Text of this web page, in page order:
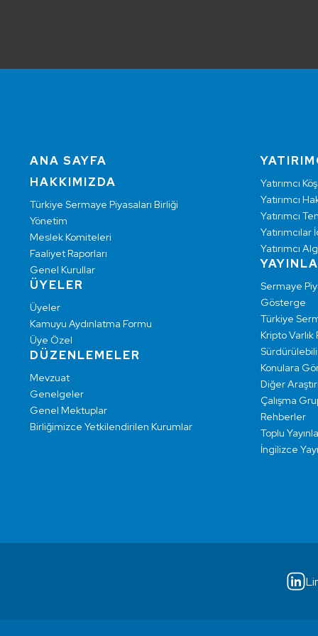
ANA SAYFA
HAKKIMIZDA
Türkiye Sermaye Piyasaları Birliği
Yönetim
Meslek Komiteleri
Faaliyet Raporları
Genel Kurullar
ÜYELER
Üyeler
Kamuyu Aydınlatma Formu
Üye Özel
DÜZENLEMELER
Mevzuat
Genelgeler
Genel Mektuplar
Birliğimizce Yetkilendirilen Kurumlar
Yatırımcı
Yatırımcı
Yatırımcı
Yatırımcılar
Yatırımcı
Sermaye
Gösterge
Türkiye
Kripto Varlık
Konulara
Diğer
Çalışma
Rehberler
Toplu
İngilizce